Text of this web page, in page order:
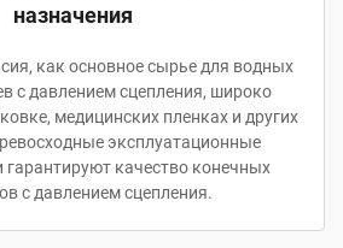
назначения
как основное сырье для водных
с давлением сцепления, широко
медицинских пленках и других
эксплуатационные
гарантируют качество конечных
с давлением сцепления.